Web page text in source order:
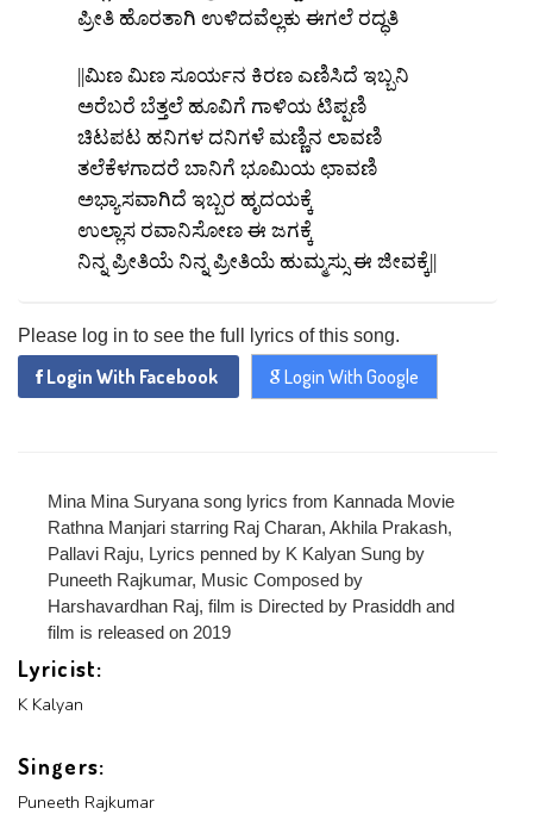
ಪ್ರೀತಿ ಹೊರತಾಗಿ ಉಳಿದವೆಲ್ಲಕು ಈಗಲೆ ರದ್ಧತಿ
||ಮಿಣ ಮಿಣ ಸೂರ್ಯನ ಕಿರಣ ಎಣಿಸಿದೆ ಇಬ್ಬನಿ
ಅರೆಬರೆ ಬೆತ್ತಲೆ ಹೂವಿಗೆ ಗಾಳಿಯ ಟಿಪ್ಪಣಿ
ಚಿಟಪಟ ಹನಿಗಳ ದನಿಗಳೆ ಮಣ್ಣಿನ ಲಾವಣಿ
ತಲೆಕೆಳಗಾದರೆ ಬಾನಿಗೆ ಭೂಮಿಯ ಛಾವಣಿ
ಅಭ್ಯಾಸವಾಗಿದೆ ಇಬ್ಬರ ಹೃದಯಕ್ಕೆ
ಉಲ್ಲಾಸ ರವಾನಿಸೋಣ ಈ ಜಗಕ್ಕೆ
ನಿನ್ನ ಪ್ರೀತಿಯೆ ನಿನ್ನ ಪ್ರೀತಿಯೆ ಹುಮ್ಮಸ್ಸು ಈ ಜೀವಕ್ಕೆ||
Please log in to see the full lyrics of this song.
Login With Facebook Login With Google
Mina Mina Suryana song lyrics from Kannada Movie
Rathna Manjari starring Raj Charan, Akhila Prakash,
Pallavi Raju, Lyrics penned by K Kalyan Sung by
Puneeth Rajkumar, Music Composed by
Harshavardhan Raj, film is Directed by Prasiddh and
film is released on 2019
Lyricist:
K Kalyan
Singers:
Puneeth Rajkumar
ADD COMMENT
Login With Facebook
Login With Google
REGISTER
REGISTER
x
SEND
x
CHANGE
x
PROFILE
MANAGEMENT